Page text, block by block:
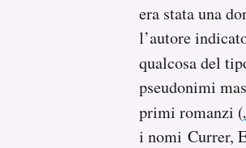
era stata una
l’autore
qualcosa del
pseudonimi
primi romanzi (
i nomi Currer,